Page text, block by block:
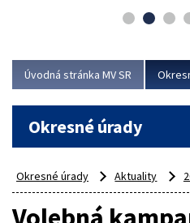
asociácie poisťovní (SLASPO)
Viac
Úvodná stránka MV SR
Okresné úrady
Okresné úrady Aktuality